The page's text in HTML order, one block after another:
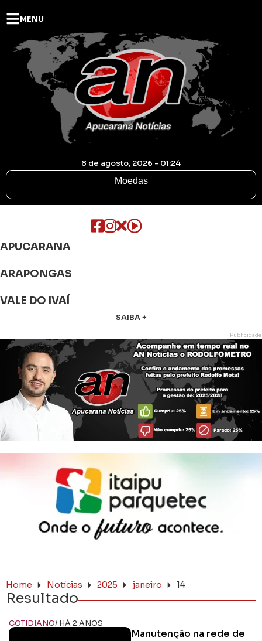
MENU
8 de agosto, 2026 - 01:24
Moedas
APUCARANA
ARAPONGAS
VALE DO IVAÍ
SAIBA +
Publicidade
Home Notícias 2025 janeiro 14
Resultado
COTIDIANO/ HÁ 2 ANOS
Manutenção na rede de